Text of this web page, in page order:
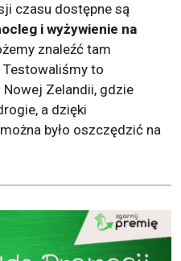
czasu dostępne są
i wyżywienie na
znaleźć tam
Testowaliśmy to
Zelandii, gdzie
a dzięki
było oszczędzić na